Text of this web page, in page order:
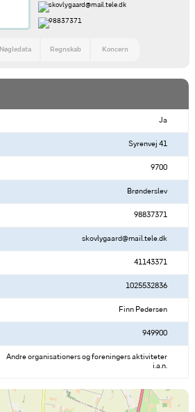
skovlygaard@mail.tele.dk
98837371
Nøgledata Regnskab Koncern
Ja
Syrenvej 41
9700
Brønderslev
98837371
skovlygaard@mail.tele.dk
41143371
1025532836
Finn Pedersen
949900
Andre organisationers og foreningers aktiviteter
i.a.n.